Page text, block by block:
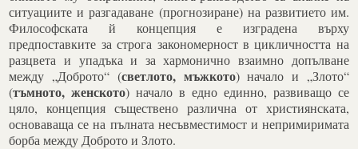
ситуациите и разгадаване (прогнозиране) на развитието им.
Философската й концепция е изградена върху
предпоставките за строга закономерност в цикличността на
разцвета и упадъка и за хармонично взаимно допълване
между „Доброто“ (светлото, мъжкото) начало и „Злото“
(тъмното, женското) начало в едно единно, развиващо се
цяло, концепция съществено различна от християнската,
основаваща се на пълната несъвместимост и непримиримата
борба между Доброто и Злото.